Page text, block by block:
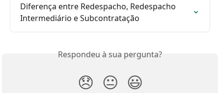
Diferença entre Redespacho, Redespacho
Intermediário e Subcontratação
Respondeu à sua pergunta?
😞 😐 😃